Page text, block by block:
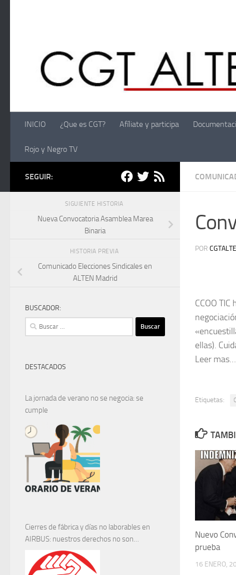
INICIO ¿Que es CGT? Afíliate y participa
Rojo y Negro TV
POR
CCOO
ellas).
Leer
Etiquetas:
Nuevo
prueba
16 ENERO,
SEGUIR:
SIGUIENTE HISTORIA
Nueva Convocatoria Asamblea Marea
Binaria
HISTORIA PREVIA
Comunicado Elecciones Sindicales en
ALTEN Madrid
BUSCADOR:
Buscar:
DESTACADOS
La jornada de verano no se negocia: se
cumple
Cierres de fábrica y días no laborables en
AIRBUS: nuestros derechos no son
negociables